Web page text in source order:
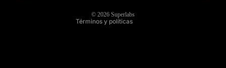
© 2026 Superlabs
Términos y políticas